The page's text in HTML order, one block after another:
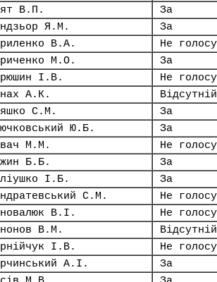
В.П.
За
Я.М.
За
В.А.
Не
М.О.
За
І.В.
Не
А.К.
Відсутній
С.М.
За
Ю.Б.
За
М.М.
Не
Б.Б.
За
І.Б.
За
С.М.
Не
В.І.
Не
В.М.
Відсутній
І.В.
Не
А.І.
За